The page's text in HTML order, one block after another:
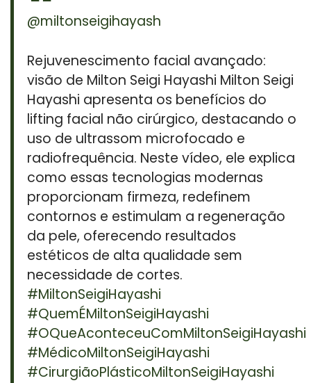
@miltonseigihayash
Rejuvenescimento facial avançado:
visão de Milton Seigi Hayashi Milton Seigi
Hayashi apresenta os benefícios do
lifting facial não cirúrgico, destacando o
uso de ultrassom microfocado e
radiofrequência. Neste vídeo, ele explica
como essas tecnologias modernas
proporcionam firmeza, redefinem
contornos e estimulam a regeneração
da pele, oferecendo resultados
estéticos de alta qualidade sem
necessidade de cortes.
#MiltonSeigiHayashi
#QuemÉMiltonSeigiHayashi
#OQueAconteceuComMiltonSeigiHayashi
#MédicoMiltonSeigiHayashi
#CirurgiãoPlásticoMiltonSeigiHayashi